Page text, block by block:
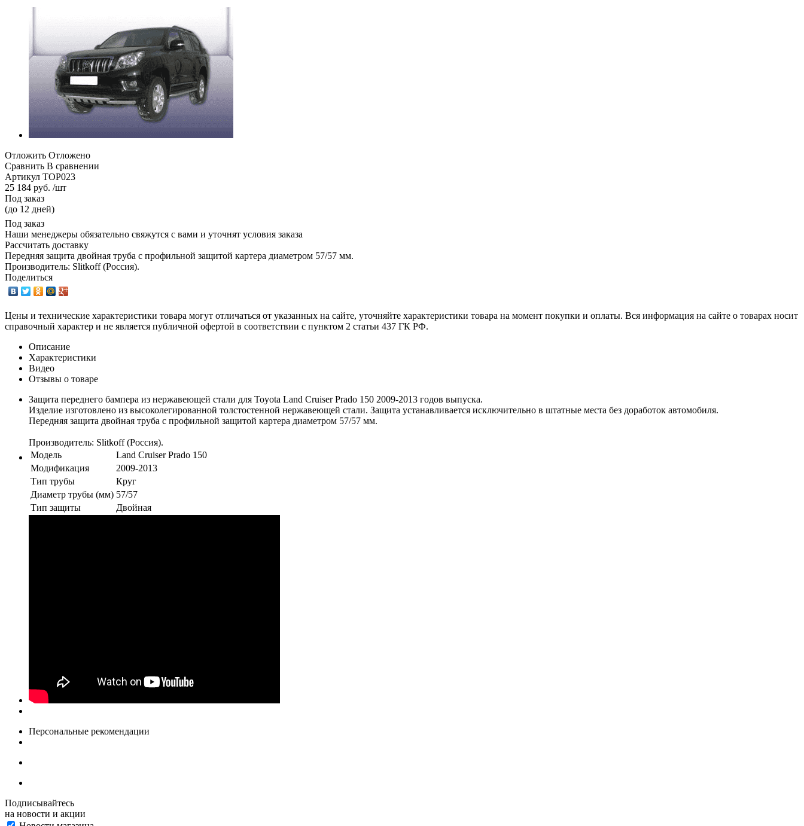
Отложить Отложено
Сравнить В сравнении
Артикул TOP023
25 184 руб. /шт
Под заказ
(до 12 дней)
Под заказ
Наши менеджеры обязательно свяжутся с вами и уточнят условия заказа
Рассчитать доставку
Передняя защита двойная труба с профильной защитой картера диаметром 57/57 мм.
Производитель: Slitkoff (Россия).
Поделиться
Цены и технические характеристики товара могут отличаться от указанных на сайте, уточняйте характеристики товара на момент покупки и оплаты. Вся информация на сайте о товарах носит
справочный характер и не является публичной офертой в соответствии с пунктом 2 статьи 437 ГК РФ.
Описание
Характеристики
Видео
Отзывы о товаре
Защита переднего бампера из нержавеющей стали для Toyota Land Cruiser Prado 150 2009-2013 годов выпуска.
Изделие изготовлено из высоколегированной толстостенной нержавеющей стали. Защита устанавливается исключительно в штатные места без доработок автомобиля.
Передняя защита двойная труба с профильной защитой картера диаметром 57/57 мм.
Производитель: Slitkoff (Россия).
Модель
Land Cruiser Prado 150
Модификация
2009-2013
Тип трубы
Круг
Диаметр трубы (мм) 57/57
Тип защиты
Двойная
Персональные рекомендации
Подписывайтесь
на новости и акции